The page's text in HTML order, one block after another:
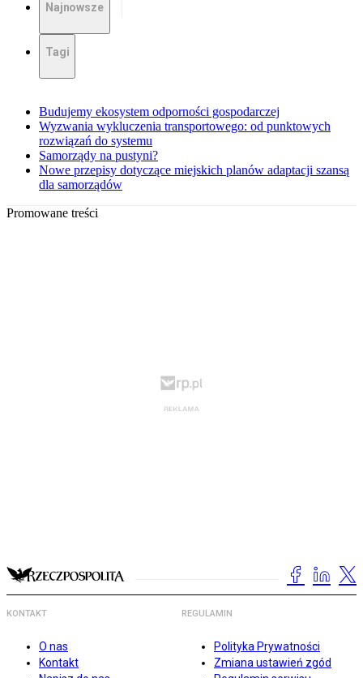
Najnowsze
Tagi
Budujemy ekosystem odporności gospodarczej
Wyzwania wykluczenia transportowego: od punktowych
rozwiązań do systemu
Samorządy na pustyni?
Nowe przepisy dotyczące miejskich planów adaptacji szansą
dla samorządów
Promowane treści
KONTAKT
O nas
Kontakt
REGULAMIN
Polityka Prywatności
Zmiana ustawień zgód